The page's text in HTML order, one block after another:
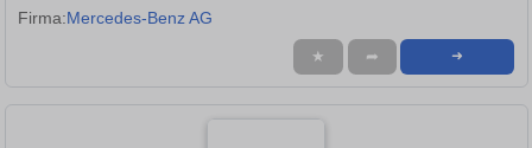
Firma:Mercedes-Benz AG
★ ➦ ➜